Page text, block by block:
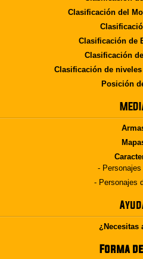
Clasificación del
Clasificación de
Clasificación
Clasificación de
Posición
-
- Personajes
¿Necesitas
Forma